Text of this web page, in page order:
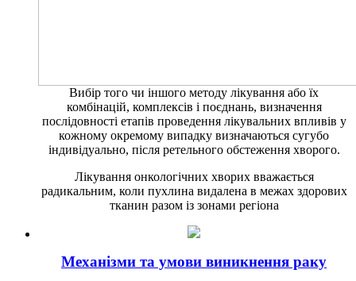
Вибір того чи іншого методу лікування або їх
комбінацій, комплексів і поєднань, визначення
послідовності етапів проведення лікувальних впливів у
кожному окремому випадку визначаються сугубо
індивідуально, після ретельного обстеження хворого.
Лікування онкологічних хворих вважається
радикальним, коли пухлина видалена в межах здорових
тканин разом із зонами регіона
Механізми та умови виникнення раку